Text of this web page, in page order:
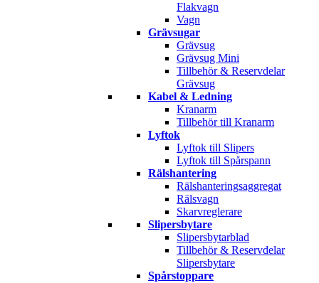
Flakvagn
Vagn
Grävsugar
Grävsug
Grävsug Mini
Tillbehör & Reservdelar
Grävsug
Kabel & Ledning
Kranarm
Tillbehör till Kranarm
Lyftok
Lyftok till Slipers
Lyftok till Spårspann
Rälshantering
Rälshanteringsaggregat
Rälsvagn
Skarvreglerare
Slipersbytare
Slipersbytarblad
Tillbehör & Reservdelar
Slipersbytare
Spårstoppare